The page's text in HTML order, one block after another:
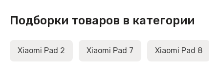
Подборки товаров в категории
Xiaomi Pad 2 Xiaomi Pad 7 Xiaomi Pad 8